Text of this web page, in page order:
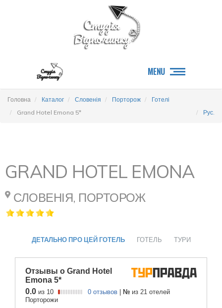
MENU
Головна Каталог Словенія Порторож
Готелі
Grand Hotel Emona 5*
Рус.
GRAND HOTEL EMONA
СЛОВЕНІЯ, ПОРТОРОЖ
ДЕТАЛЬНО ПРО ЦЕЙ ГОТЕЛЬ ГОТЕЛЬ ТУРИ